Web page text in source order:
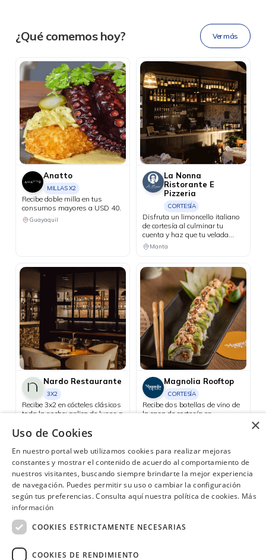
Ahora tus blu benefits
en una
sola app.
¿Qué comemos hoy? Ver más
Anatto
MILLAS X2
Recibe doble milla en tus
consumos mayores a USD 40.
Guayaquil
La Nonna
Ristorante E
Pizzeria
CORTESÍA
Disfruta un limoncello italiano
de cortesía al culminar tu
cuenta y haz que tu velada
tenga un final perfecto.
Manta
Nardo Restaurante
3X2
Recibe 3x2 en cócteles clásicos
toda la noche; aplica de lunes a
Magnolia Rooftop
CORTESÍA
Recibe dos botellas de vino de
la casa de cortesía en
¿Necesitas ayuda? (02) 298 1300
×
Uso de Cookies
En nuestro portal web utilizamos cookies para realizar mejoras
constantes y mostrar el contenido de acuerdo al comportamiento de
nuestros visitantes, buscando siempre brindarte la mejor experiencia
de navegación. Puedes permitir su uso o cambiar la configuración
según tus preferencias. Consulta aquí nuestra política de cookies. Más
información
COOKIES ESTRICTAMENTE NECESARIAS
COOKIES DE RENDIMIENTO